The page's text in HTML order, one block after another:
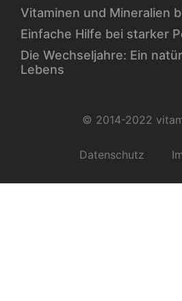
Vitaminen und Mineralien
Einfache Hilfe bei starker
Die Wechseljahre: Ein
Lebens
© 2014-2022
Datenschutz